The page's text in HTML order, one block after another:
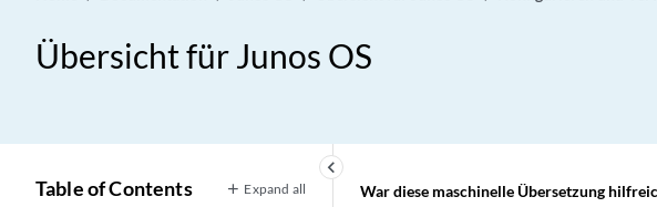
Übersicht für Junos OS
keyboard_arrow_left
Table of Contents Expand all War diese maschinelle Übersetzung